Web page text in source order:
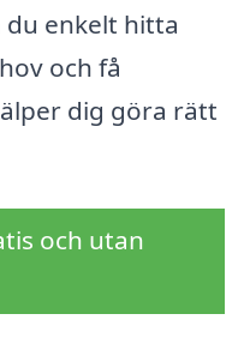
enkelt hitta
och få
dig göra rätt
och utan